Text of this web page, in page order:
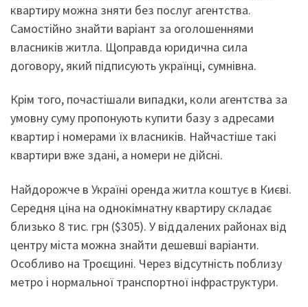
квартиру можна зняти без послуг агентства.
Самостійно знайти варіант за оголошеннями
власників житла. Щоправда юридична сила
договору, який підписують українці, сумнівна.
Крім того, почастішали випадки, коли агентства за
умовну суму пропонують купити базу з адресами
квартир і номерами їх власників. Найчастіше такі
квартири вже здані, а номери не дійсні.
Найдорожче в Україні оренда житла коштує в Києві.
Середня ціна на однокімнатну квартиру складає
близько 8 тис. грн ($305). У віддалених районах від
центру міста можна знайти дешевші варіанти.
Особливо на Троєщині. Через відсутність поблизу
метро і нормальної транспортної інфраструктури.